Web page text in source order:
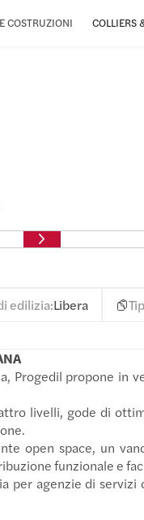
COSTRUZIONI COLLIERS
edilizia:Libera
Progedil propone in
livelli, gode di
open space, un
funzionale e
agenzie di servizi